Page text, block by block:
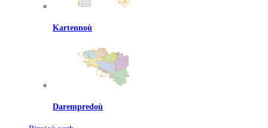
Kartennoù
Darempredoù